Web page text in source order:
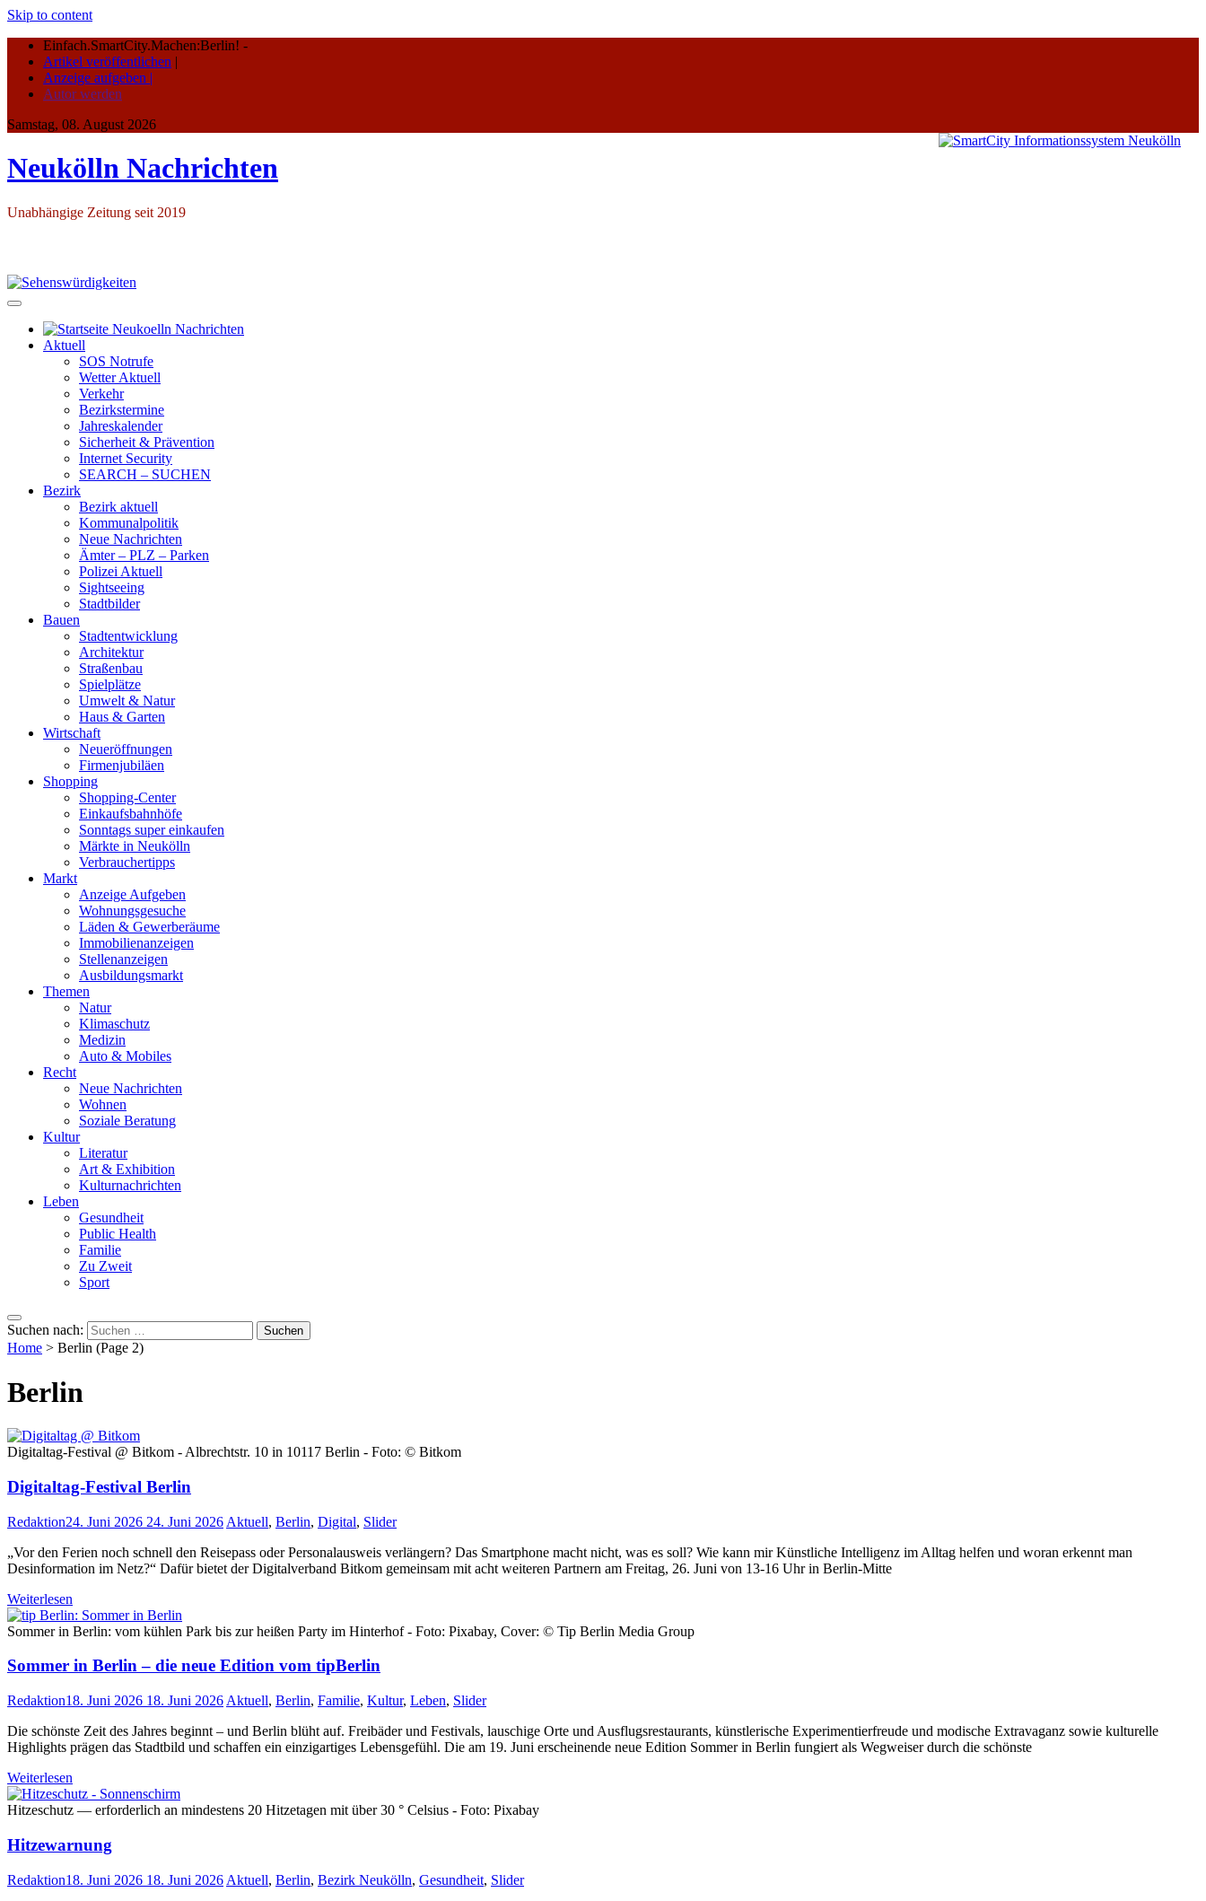
Skip to content
Einfach.SmartCity.Machen:Berlin! -
Artikel veröffentlichen |
Anzeige aufgeben |
Autor werden
Samstag, 08. August 2026
Neukölln Nachrichten
Unabhängige Zeitung seit 2019
Aktuell
SOS Notrufe
Wetter Aktuell
Verkehr
Bezirkstermine
Jahreskalender
Sicherheit & Prävention
Internet Security
SEARCH – SUCHEN
Bezirk
Bezirk aktuell
Kommunalpolitik
Neue Nachrichten
Ämter – PLZ – Parken
Polizei Aktuell
Sightseeing
Stadtbilder
Bauen
Stadtentwicklung
Architektur
Straßenbau
Spielplätze
Umwelt & Natur
Haus & Garten
Wirtschaft
Neueröffnungen
Firmenjubiläen
Shopping
Shopping-Center
Einkaufsbahnhöfe
Sonntags super einkaufen
Märkte in Neukölln
Verbrauchertipps
Markt
Anzeige Aufgeben
Wohnungsgesuche
Läden & Gewerberäume
Immobilienanzeigen
Stellenanzeigen
Ausbildungsmarkt
Themen
Natur
Klimaschutz
Medizin
Auto & Mobiles
Recht
Neue Nachrichten
Wohnen
Soziale Beratung
Kultur
Literatur
Art & Exhibition
Kulturnachrichten
Leben
Gesundheit
Public Health
Familie
Zu Zweit
Sport
Suchen nach:
Home > Berlin (Page 2)
Berlin
Digitaltag-Festival @ Bitkom - Albrechtstr. 10 in 10117 Berlin - Foto: © Bitkom
Digitaltag-Festival Berlin
Redaktion24. Juni 2026 24. Juni 2026 Aktuell, Berlin, Digital, Slider
„Vor den Ferien noch schnell den Reisepass oder Personalausweis verlängern? Das Smartphone macht nicht, was es soll? Wie kann mir Künstliche Intelligenz im Alltag helfen und woran erkennt man
Desinformation im Netz?“ Dafür bietet der Digitalverband Bitkom gemeinsam mit acht weiteren Partnern am Freitag, 26. Juni von 13-16 Uhr in Berlin-Mitte
Weiterlesen
Sommer in Berlin: vom kühlen Park bis zur heißen Party im Hinterhof - Foto: Pixabay, Cover: © Tip Berlin Media Group
Sommer in Berlin – die neue Edition vom tipBerlin
Redaktion18. Juni 2026 18. Juni 2026 Aktuell, Berlin, Familie, Kultur, Leben, Slider
Die schönste Zeit des Jahres beginnt – und Berlin blüht auf. Freibäder und Festivals, lauschige Orte und Ausflugsrestaurants, künstlerische Experimentierfreude und modische Extravaganz sowie kulturelle
Highlights prägen das Stadtbild und schaffen ein einzigartiges Lebensgefühl. Die am 19. Juni erscheinende neue Edition Sommer in Berlin fungiert als Wegweiser durch die schönste
Weiterlesen
Hitzeschutz — erforderlich an mindestens 20 Hitzetagen mit über 30 ° Celsius - Foto: Pixabay
Hitzewarnung
Redaktion18. Juni 2026 18. Juni 2026 Aktuell, Berlin, Bezirk Neukölln, Gesundheit, Slider